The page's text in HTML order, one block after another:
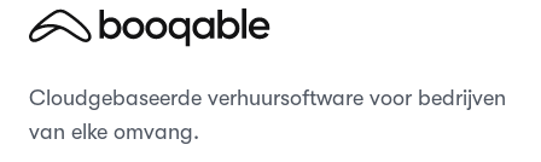
Cloudgebaseerde verhuursoftware voor bedrijven
van elke omvang.